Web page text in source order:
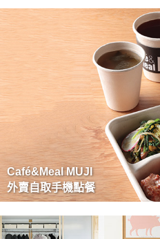
Café&Meal MUJI
外賣自取手機點餐